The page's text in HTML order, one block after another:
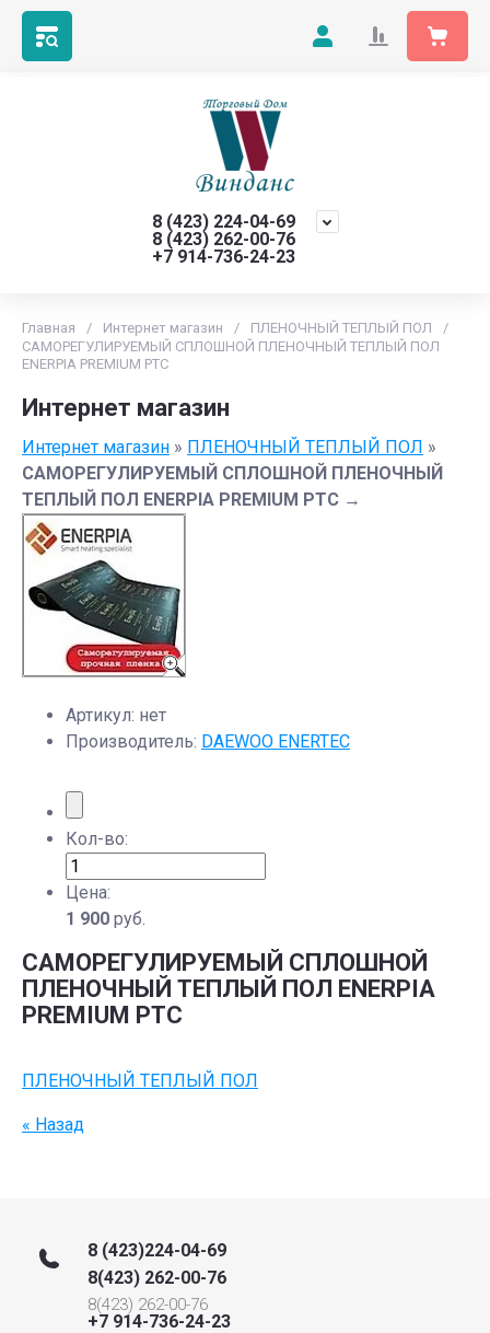
8 (423) 224-04-69
8 (423) 262-00-76
+7 914-736-24-23
Главная / Интернет магазин / ПЛЕНОЧНЫЙ ТЕПЛЫЙ ПОЛ
/
САМОРЕГУЛИРУЕМЫЙ СПЛОШНОЙ ПЛЕНОЧНЫЙ ТЕПЛЫЙ ПОЛ
ENERPIA PREMIUM PTC
Интернет магазин
Интернет магазин » ПЛЕНОЧНЫЙ ТЕПЛЫЙ ПОЛ »
САМОРЕГУЛИРУЕМЫЙ СПЛОШНОЙ ПЛЕНОЧНЫЙ
ТЕПЛЫЙ ПОЛ ENERPIA PREMIUM PTC →
Артикул: нет
Производитель: DAEWOO ENERTEC
Кол-во:
Цена:
1 900 руб.
САМОРЕГУЛИРУЕМЫЙ СПЛОШНОЙ
ПЛЕНОЧНЫЙ ТЕПЛЫЙ ПОЛ ENERPIA
PREMIUM PTC
ПЛЕНОЧНЫЙ ТЕПЛЫЙ ПОЛ
« Назад
8 (423)224-04-69
8(423) 262-00-76
8(423) 262-00-76
+7 914-736-24-23